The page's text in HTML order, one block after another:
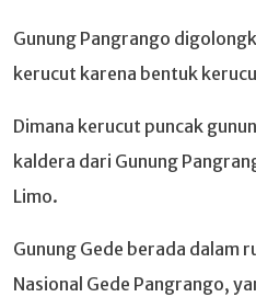
Gunung Pangrango
kerucut karena bentuk
Dimana kerucut puncak
kaldera dari Gunung
Limo.
Gunung Gede berada dalam
Nasional Gede Pangrango,